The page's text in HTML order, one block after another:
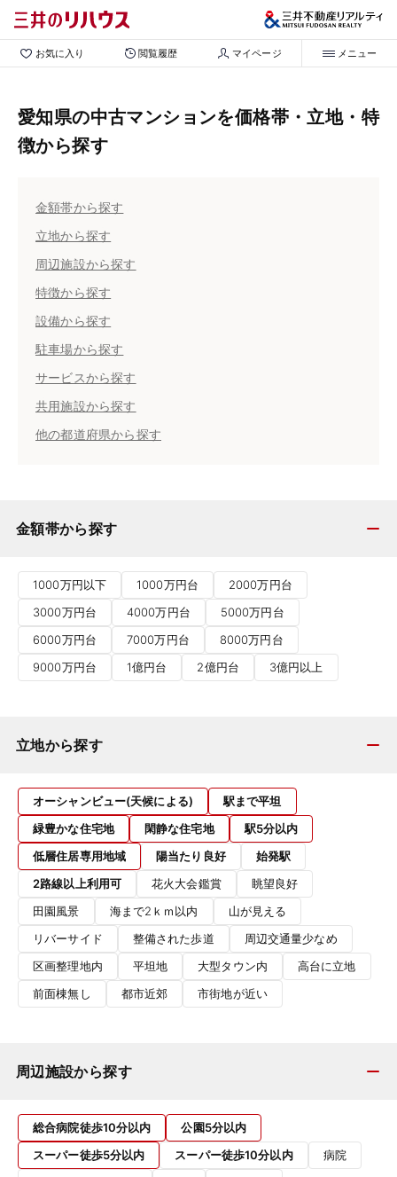
お気に入り 閲覧履歴 マイページ メニュー
愛知県の中古マンションを価格帯・立地・特
徴から探す
金額帯から探す
立地から探す
周辺施設から探す
特徴から探す
設備から探す
駐車場から探す
サービスから探す
共用施設から探す
他の都道府県から探す
金額帯から探す
1000万円以下 1000万円台
2000万円台
3000万円台
4000万円台
5000万円台
6000万円台
7000万円台
8000万円台
9000万円台
1億円台 2億円台 3億円以上
立地から探す
オーシャンビュー(天候による)
駅まで平坦
緑豊かな住宅地
閑静な住宅地
駅5分以内
低層住居専用地域
陽当たり良好
始発駅
2路線以上利用可
花火大会鑑賞
眺望良好
田園風景
海まで2ｋｍ以内
山が見える
リバーサイド
整備された歩道
周辺交通量少なめ
区画整理地内
平坦地 大型タウン内
高台に立地
前面棟無し
都市近郊 市街地が近い
周辺施設から探す
総合病院徒歩10分以内
公園5分以内
スーパー徒歩5分以内
スーパー徒歩10分以内
病院